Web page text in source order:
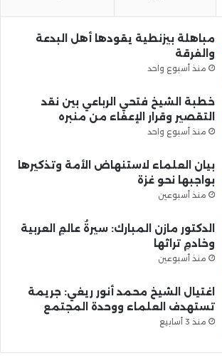
مباهلة بيزنطية يقودها أهل البدعة
والفرقة
منذ أسبوع واحد
خطبة الشيخ فتحي الرباعي بين نقد
التقصير وقرار الإعفاء من منبره
منذ أسبوع واحد
بيان العلماء لاستنهاض الأمة وتذكيرها
بواجبها نحو غزة
منذ أسبوعين
الدكتور مازن المبارك: سيرةُ عالمِ العربية
وخادمِ تراثها
منذ أسبوعين
اغتيال الشيخ محمد أنور ريغي: جريمة
تستهدف العلماء ووحدة المجتمع
منذ 3 أسابيع